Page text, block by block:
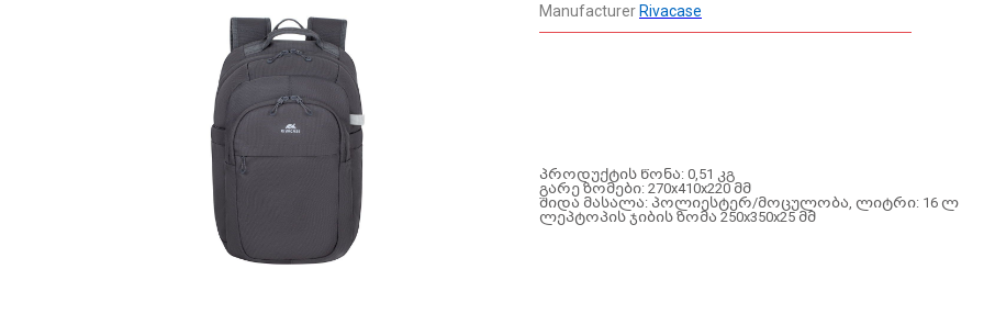
Manufacturer Rivacase
პროდუქტის წონა: 0,51 კგ
გარე ზომები: 270x410x220 მმ
შიდა მასალა: პოლიესტერ/მოცულობა, ლიტრი: 16 ლ
ლეპტოპის ჯიბის ზომა 250x350x25 მმ